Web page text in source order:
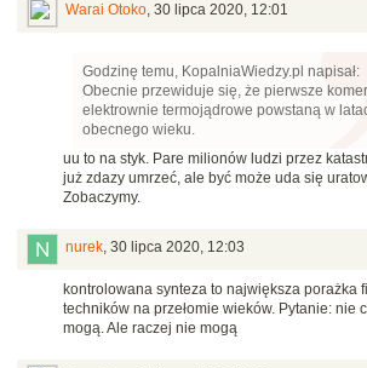
Warai Otoko, 30 lipca 2020, 12:01
Godzinę temu, KopalniaWiedzy.pl napisał:
Obecnie przewiduje się, że pierwsze
elektrownie termojądrowe powstaną w
obecnego wieku.
uu to na styk. Pare milionów ludzi przez
już zdazy umrzeć, ale być może uda się
Zobaczymy.
nurek, 30 lipca 2020, 12:03
kontrolowana synteza to największa porażka
techników na przełomie wieków. Pytanie: nie
mogą. Ale raczej nie mogą